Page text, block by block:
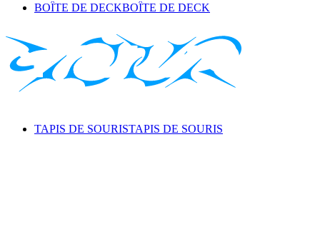
BOÎTE DE DECKBOÎTE DE DECK
TAPIS DE SOURISTAPIS DE SOURIS